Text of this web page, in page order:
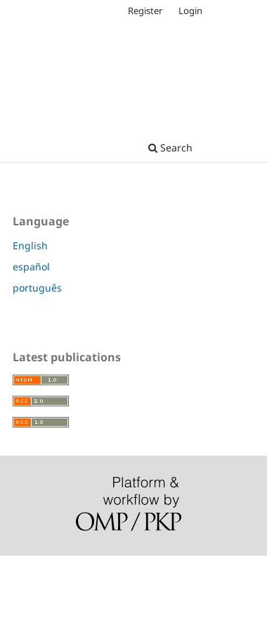
Search
Register Login
Language
English
español
português
Latest publications